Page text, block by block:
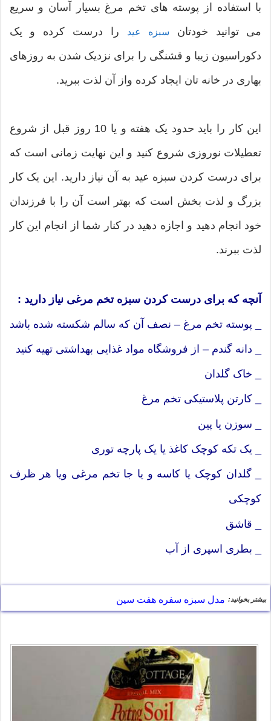
با استفاده از پوسته های تخم مرغ بسیار آسان و سریع
می توانید خودتان
سبزه عید
را درست کرده و یک
دکوراسیون زیبا و قشنگی را برای نزدیک شدن به روزهای
بهاری در خانه تان ایجاد کرده واز آن لذت ببرید.
این کار را باید حدود یک هفته و یا 10 روز قبل از شروع
تعطیلات نوروزی شروع کنید و این نهایت زمانی است که
برای درست کردن سبزه عید به آن نیاز دارید. این یک کار
بزرگ و لذت بخش است که بهتر است آن را با فرزندان
خود انجام دهید و اجازه دهید در کنار شما از انجام این کار
لذت ببرند.
آنچه که برای درست کردن سبزه تخم مرغی نیاز دارید :
_ پوسته تخم مرغ – نصف آن که سالم شکسته شده باشد
_ دانه گندم – از فروشگاه مواد غذایی بهداشتی تهیه کنید
_ خاک گلدان
_ کارتن پلاستیکی تخم مرغ
_ سوزن یا پین
_ یک تکه کوچک کاغذ یا یک پارچه توری
_ گلدان کوچک یا کاسه و یا جا تخم مرغی ویا هر ظرف
کوچکی
_ قاشق
_ بطری اسپری از آب
بیشتر بخوانید: مدل سبزه سفره هفت سین